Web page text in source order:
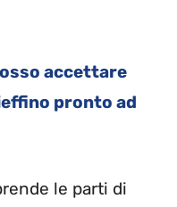
accettare
pronto ad
le parti di